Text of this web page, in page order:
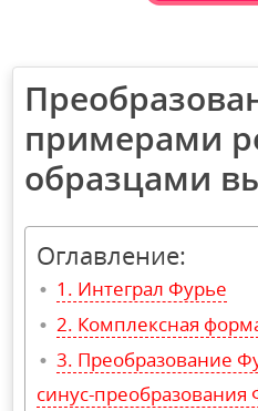
примерами
образцами
Оглавление:
Интеграл Фурье
Комплексная
Преобразование
синус-преобразования